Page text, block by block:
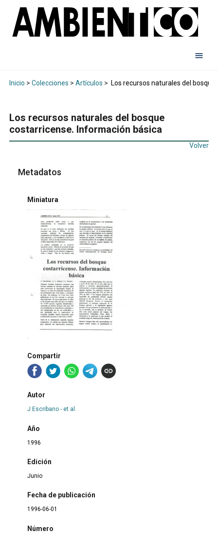
Inicio > Colecciones > Artículos > Los recursos naturales del
Los recursos naturales del bosque
costarricense. Información básica
Volver
Metadatos
Miniatura
Compartir
Autor
J Escribano - et al.
Año
1996
Edición
Junio
Fecha de publicación
1996-06-01
Número